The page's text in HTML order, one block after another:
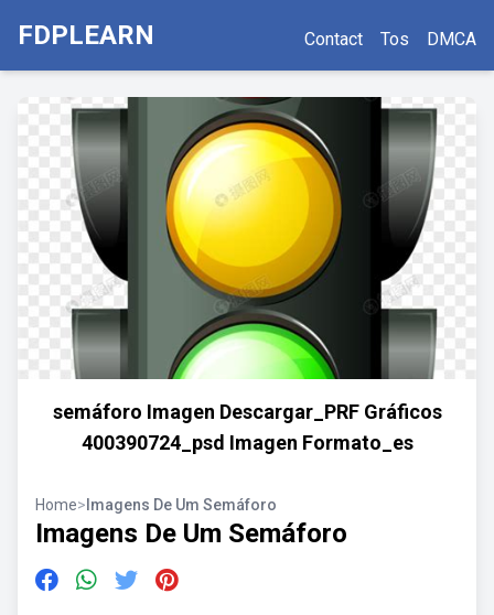
FDPLEARN Contact Tos DMCA
semáforo Imagen Descargar_PRF Gráficos
400390724_psd Imagen Formato_es
Home> Imagens De Um Semáforo
Imagens De Um Semáforo